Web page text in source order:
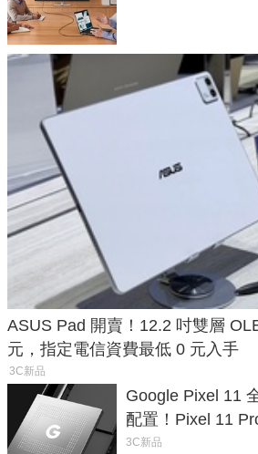
ASUS Pad 開賣！12.2 吋雙層
元，指定電信資費最低 0 元入手
3C新品
Google Pixel 11
配置！Pixel 11
1.6%
3C新品